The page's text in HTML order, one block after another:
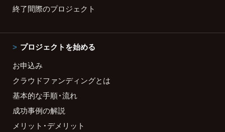
終了間際のプロジェクト
プロジェクトを始める
お申込み
クラウドファンディングとは
基本的な手順・流れ
成功事例の解説
メリット・デメリット